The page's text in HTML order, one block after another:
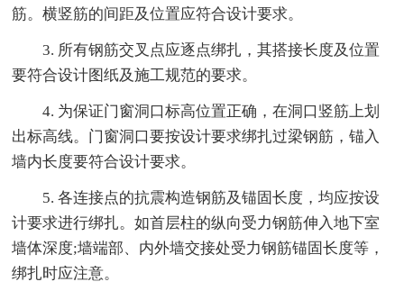
筋。横竖筋的间距及位置应符合设计要求。
3. 所有钢筋交叉点应逐点绑扎，其搭接长度及位置
要符合设计图纸及施工规范的要求。
4. 为保证门窗洞口标高位置正确，在洞口竖筋上划
出标高线。门窗洞口要按设计要求绑扎过梁钢筋，锚入
墙内长度要符合设计要求。
5. 各连接点的抗震构造钢筋及锚固长度，均应按设
计要求进行绑扎。如首层柱的纵向受力钢筋伸入地下室
墙体深度;墙端部、内外墙交接处受力钢筋锚固长度等，
绑扎时应注意。